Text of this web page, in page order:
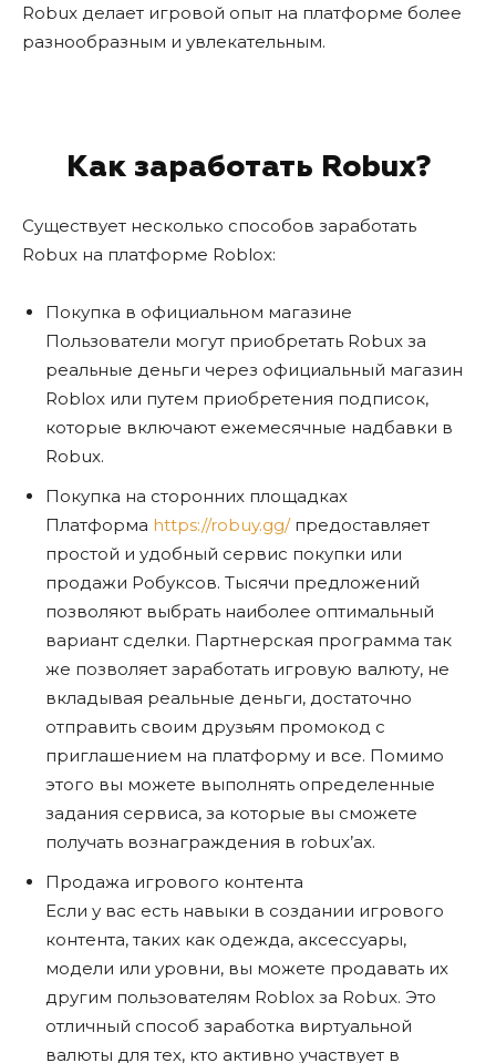
Robux делает игровой опыт на платформе более
разнообразным и увлекательным.
Как заработать Robux?
Существует несколько способов заработать
Robux на платформе Roblox:
Покупка в официальном магазине
Пользователи могут приобретать Robux за
реальные деньги через официальный магазин
Roblox или путем приобретения подписок,
которые включают ежемесячные надбавки в
Robux.
Покупка на сторонних площадках
Платформа https://robuy.gg/предоставляет
простой и удобный сервис покупки или
продажи Робуксов. Тысячи предложений
позволяют выбрать наиболее оптимальный
вариант сделки. Партнерская программа так
же позволяет заработать игровую валюту, не
вкладывая реальные деньги, достаточно
отправить своим друзьям промокод с
приглашением на платформу и все. Помимо
этого вы можете выполнять определенные
задания сервиса, за которые вы сможете
получать вознаграждения в robux’ах.
Продажа игрового контента
Если у вас есть навыки в создании игрового
контента, таких как одежда, аксессуары,
модели или уровни, вы можете продавать их
другим пользователям Roblox за Robux. Это
отличный способ заработка виртуальной
валюты для тех, кто активно участвует в